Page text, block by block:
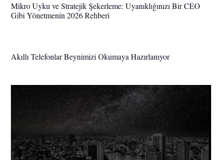
Mikro Uyku ve Stratejik Şekerleme: Uyanıklığınızı Bir CEO
Gibi Yönetmenin 2026 Rehberi
Akıllı Telefonlar Beynimizi Okumaya Hazırlanıyor